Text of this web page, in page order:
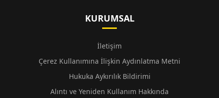
KURUMSAL
İletişim
Çerez Kullanımına İlişkin Aydınlatma Metni
Hukuka Aykırılık Bildirimi
Alıntı ve Yeniden Kullanım Hakkında